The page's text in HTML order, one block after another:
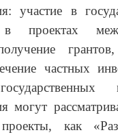
участие в
проектах
частных
могут
как